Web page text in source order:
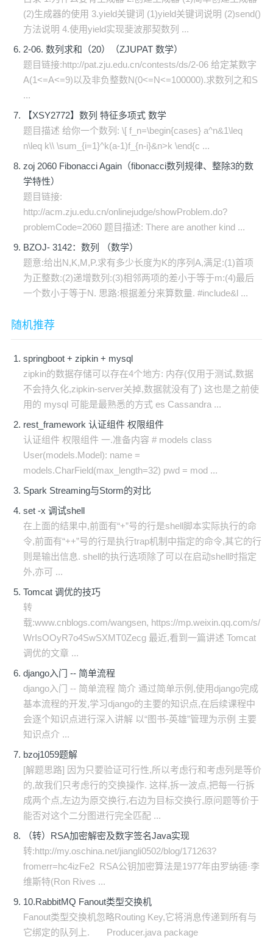
(2)生成器的使用 3.yield关键词 (1)yield关键词说明 (2)send()
方法说明 4.使用yield实现斐波那契数列 ...
2-06. 数列求和（20）（ZJUPAT 数学）
题目链接:http://pat.zju.edu.cn/contests/ds/2-06 给定某数字
A(1<=A<=9)以及非负整数N(0<=N<=100000).求数列之和S
...
【XSY2772】数列 特征多项式 数学
题目描述 给你一个数列: \[ f_n=\begin{cases} a^n&1\leq
n\leq k\\ \sum_{i=1}^k(a-1)f_{n-i}&n>k \end{c ...
zoj 2060 Fibonacci Again（fibonacci数列规律、整除3的数
学特性）
题目链接:
http://acm.zju.edu.cn/onlinejudge/showProblem.do?
problemCode=2060 题目描述: There are another kind ...
BZOJ- 3142：数列 （数学）
题意:给出N,K,M,P.求有多少长度为K的序列A,满足:(1)首项
为正整数:(2)递增数列:(3)相邻两项的差小于等于m:(4)最后
一个数小于等于N. 思路:根据差分来算数量. #include&l ...
随机推荐
springboot + zipkin + mysql
zipkin的数据存储可以存在4个地方: 内存(仅用于测试,数据
不会持久化,zipkin-server关掉,数据就没有了) 这也是之前使
用的 mysql 可能是最熟悉的方式 es Cassandra ...
rest_framework 认证组件 权限组件
认证组件 权限组件 一.准备内容 # models class
User(models.Model): name =
models.CharField(max_length=32) pwd = mod ...
Spark Streaming与Storm的对比
set -x 调试shell
在上面的结果中,前面有“+”号的行是shell脚本实际执行的命
令,前面有“++”号的行是执行trap机制中指定的命令,其它的行
则是输出信息. shell的执行选项除了可以在启动shell时指定
外,亦可 ...
Tomcat 调优的技巧
转
载:www.cnblogs.com/wangsen, https://mp.weixin.qq.com/s/
WrIsOOyR7o4SwSXMT0Zecg 最近,看到一篇讲述 Tomcat
调优的文章 ...
django入门 -- 简单流程
django入门 -- 简单流程 简介 通过简单示例,使用django完成
基本流程的开发,学习django的主要的知识点,在后续课程中
会逐个知识点进行深入讲解 以“图书-英雄”管理为示例 主要
知识点介 ...
bzoj1059题解
[解题思路] 因为只要验证可行性,所以考虑行和考虑列是等价
的,故我们只考虑行的交换操作. 这样,拆一波点,把每一行拆
成两个点,左边为原交换行,右边为目标交换行,原问题等价于
能否对这个二分图进行完全匹配 ...
（转）RSA加密解密及数字签名Java实现
转:http://my.oschina.net/jiangli0502/blog/171263?
fromerr=hc4izFe2 RSA公钥加密算法是1977年由罗纳德·李
维斯特(Ron Rives ...
10.RabbitMQ Fanout类型交换机
Fanout类型交换机忽略Routing Key,它将消息传递到所有与
它绑定的队列上. Producer.java package